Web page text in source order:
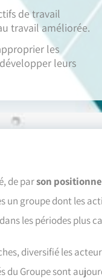
de travail
travail améliorée.
les
leurs
de parson
un groupe dont les
les périodes plus
diversifié les
du Groupe sont